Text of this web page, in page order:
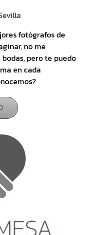
fotógrafos de
no me
pero te puedo
en cada